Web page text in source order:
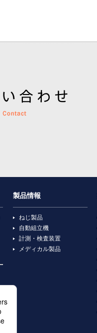
製品情報
ねじ製品
自動組立機
計測・検査装置
メディカル製品